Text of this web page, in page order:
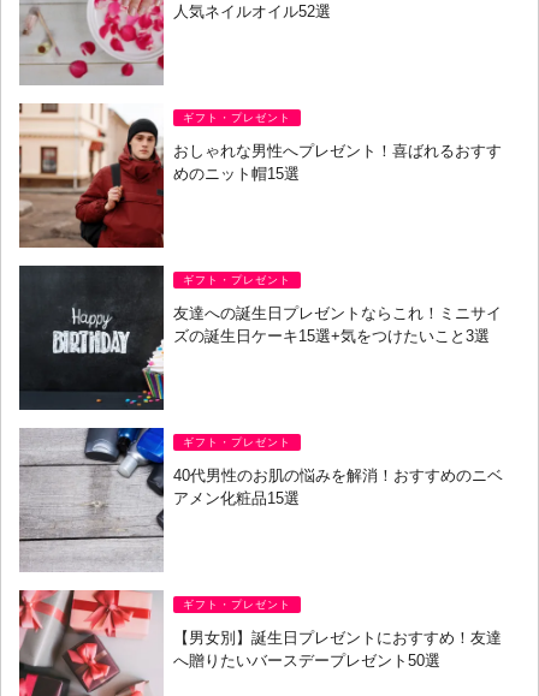
人気ネイルオイル52選
ギフト・プレゼント
おしゃれな男性へプレゼント！喜ばれるおすす
めのニット帽15選
ギフト・プレゼント
友達への誕生日プレゼントならこれ！ミニサイ
ズの誕生日ケーキ15選+気をつけたいこと3選
ギフト・プレゼント
40代男性のお肌の悩みを解消！おすすめのニベ
アメン化粧品15選
ギフト・プレゼント
【男女別】誕生日プレゼントにおすすめ！友達
へ贈りたいバースデープレゼント50選